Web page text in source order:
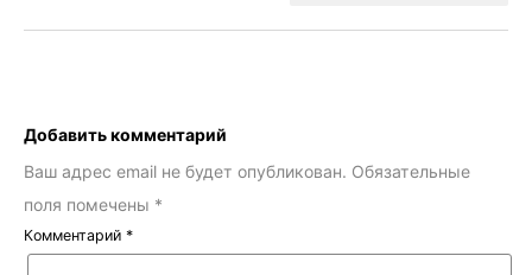
Добавить комментарий
Ваш адрес email не будет опубликован. Обязательные
поля помечены *
Комментарий *